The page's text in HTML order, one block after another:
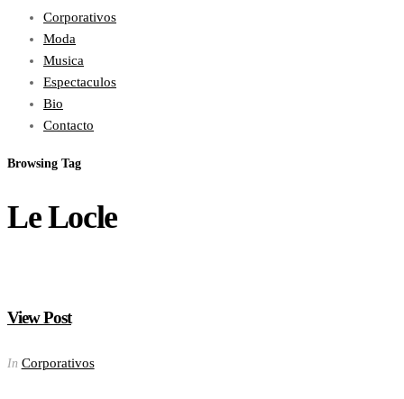
Corporativos
Moda
Musica
Espectaculos
Bio
Contacto
Browsing Tag
Le Locle
View Post
In Corporativos